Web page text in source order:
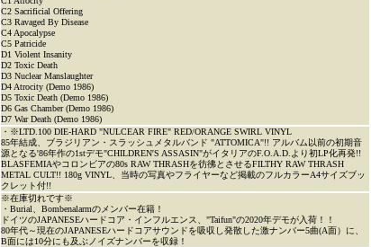
C2 Sacrificial Offering
C3 Ravaged By Disease
C4 Apocalypse
C5 Patricide
D1 Violent Insanity
D2 Toxic Death
D3 Nuclear Manslaughter
D4 Atrocity (Demo 1986)
D5 Toxic Death (Demo 1986)
D6 Gas Chamber (Demo 1986)
D7 War Death (Demo 1986)
・※LTD.100 DIE-HARD "NULCEAR FIRE" RED/ORANGE SWIRL VINYL
85年結成、ブラジリアン・スラッシュメタルバンド "ATTOMICA"!! アルバム以前の初期音
源となる'86年作の1stデモ"CHILDREN'S ASSASIN"がイタリアのF.O.A.D.より初LP化再発!!
BLASFEMIAやコロンビアの80s RAW THRASHを彷彿とさせるFILTHY RAW THRASH
METAL CULT!! 180g VINYL、当時の写真やフライヤーなど掲載のフルカラーA4サイズブッ
クレット付!!
※在庫切れです※
・Burial、Bombenalarmのメンバー在籍！
ドイツのJAPANESEハードコア・インフルエンス、"Taifun"の2020年デモが入荷！！
80年代～現在のJAPANESEハードコアサウンドを吸収し発散した激ナンバー5曲(A面）に、
B面には10分にも及ぶノイズナンバーを収録！